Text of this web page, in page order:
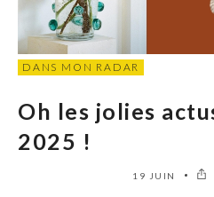
DANS MON RADAR
Oh les jolies
2025 !
19 JUIN